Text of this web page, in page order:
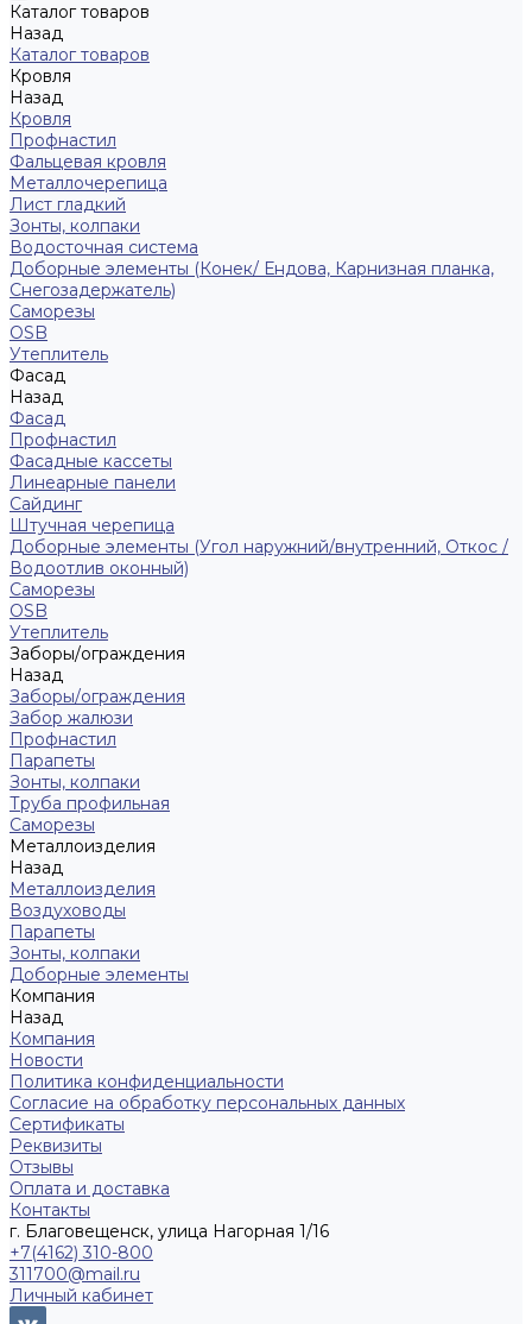
Каталог товаров
Назад
Каталог товаров
Кровля
Назад
Кровля
Профнастил
Фальцевая кровля
Металлочерепица
Лист гладкий
Зонты, колпаки
Водосточная система
Доборные элементы (Конек/ Ендова, Карнизная планка,
Снегозадержатель)
Саморезы
ОSB
Утеплитель
Фасад
Назад
Фасад
Профнастил
Фасадные кассеты
Линеарные панели
Сайдинг
Штучная черепица
Доборные элементы (Угол наружний/внутренний, Откос /
Водоотлив оконный)
Саморезы
OSB
Утеплитель
Заборы/ограждения
Назад
Заборы/ограждения
Забор жалюзи
Профнастил
Парапеты
Зонты, колпаки
Труба профильная
Саморезы
Металлоизделия
Назад
Металлоизделия
Воздуховоды
Парапеты
Зонты, колпаки
Доборные элементы
Компания
Назад
Компания
Новости
Политика конфиденциальности
Согласие на обработку персональных данных
Сертификаты
Реквизиты
Отзывы
Оплата и доставка
Контакты
г. Благовещенск, улица Нагорная 1/16
+7(4162) 310-800
311700@mail.ru
Личный кабинет